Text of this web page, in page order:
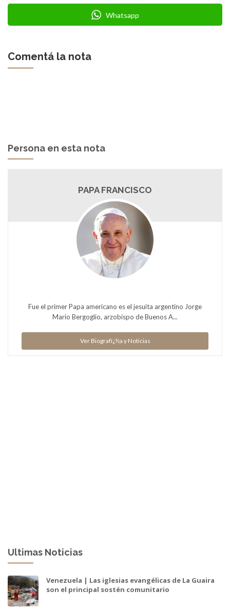
Whatsapp
Comentá la nota
Persona en esta nota
PAPA FRANCISCO
Fue el primer Papa americano es el jesuita argentino Jorge
Mario Bergoglio, arzobispo de Buenos A...
Ver Biografï¿½a y Noticias
Ultimas Noticias
Venezuela | Las iglesias evangélicas de La Guaira
son el principal sostén comunitario